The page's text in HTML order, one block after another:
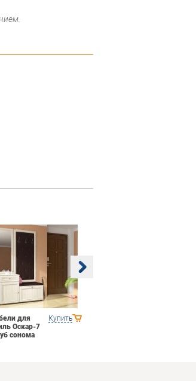
Купить
для
Оскар-7
сонома